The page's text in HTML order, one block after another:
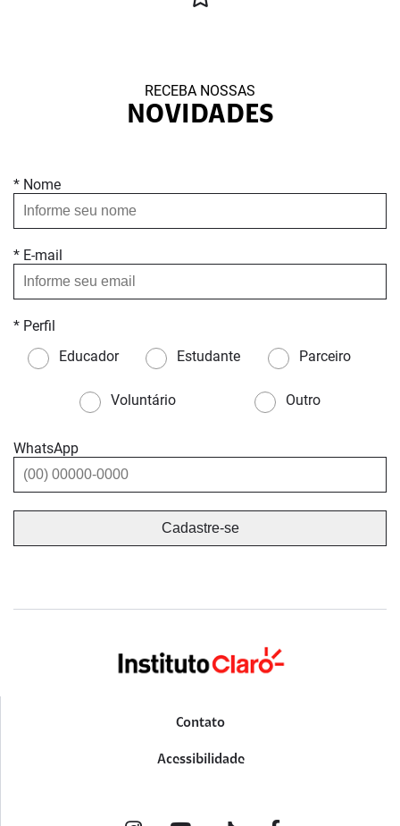
RECEBA NOSSAS
NOVIDADES
* Nome
* E-mail
* Perfil
Educador
Estudante Parceiro
Voluntário Outro
WhatsApp
Contato
Acessibilidade